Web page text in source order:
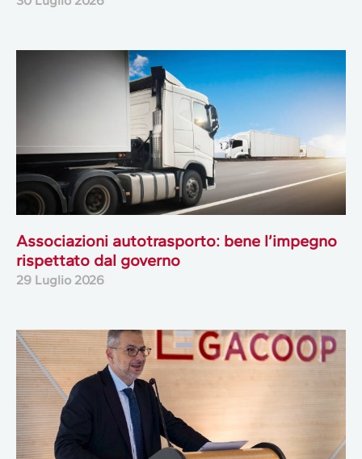
Associazioni autotrasporto: bene l’impegno
rispettato dal governo
29 Luglio 2026